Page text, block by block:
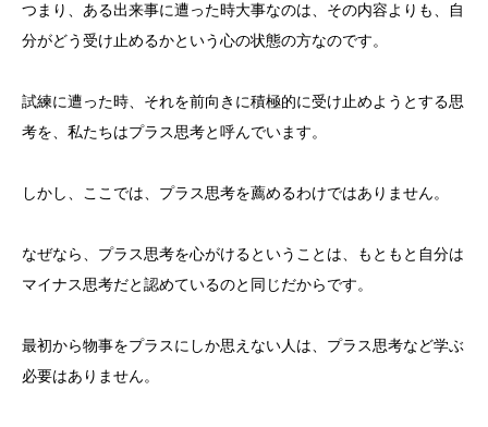
つまり、ある出来事に遭った時大事なのは、その内容よりも、自
分がどう受け止めるかという心の状態の方なのです。
試練に遭った時、それを前向きに積極的に受け止めようとする思
考を、私たちはプラス思考と呼んでいます。
しかし、ここでは、プラス思考を薦めるわけではありません。
なぜなら、プラス思考を心がけるということは、もともと自分は
マイナス思考だと認めているのと同じだからです。
最初から物事をプラスにしか思えない人は、プラス思考など学ぶ
必要はありません。